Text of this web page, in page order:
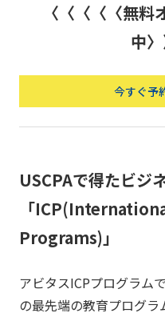
〈〈〈〈〈無
中〉
今すぐ予
USCPAで得たビジ
「
Programs)」
アビタスICPプログラム
の最先端の教育プログラ